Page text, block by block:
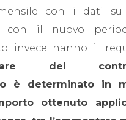
con i dati su
con il nuovo
invece hanno il
del
è determinato in
ottenuto